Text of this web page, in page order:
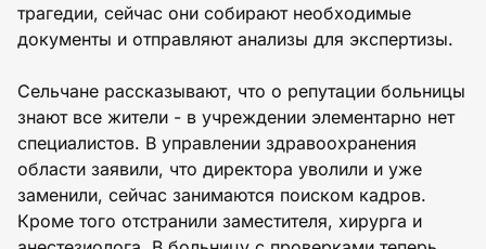
трагедии, сейчас они собирают необходимые
документы и отправляют анализы для экспертизы.
Сельчане рассказывают, что о репутации больницы
знают все жители - в учреждении элементарно нет
специалистов. В управлении здравоохранения
области заявили, что директора уволили и уже
заменили, сейчас занимаются поиском кадров.
Кроме того отстранили заместителя, хирурга и